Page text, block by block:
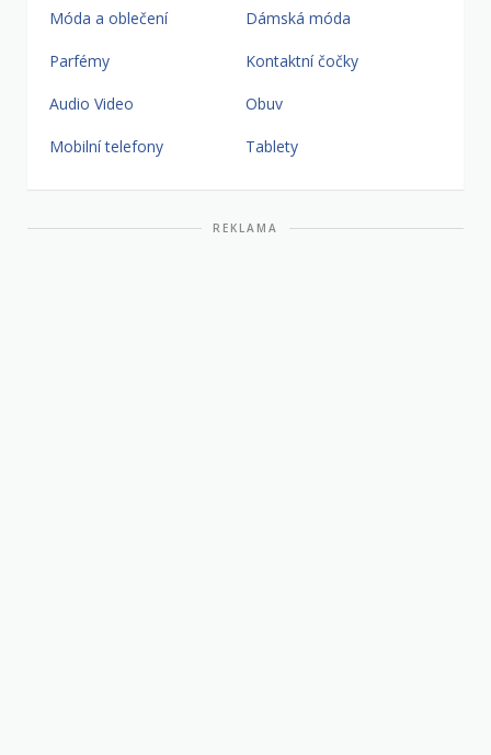
Móda a oblečení Dámská móda
Parfémy Kontaktní čočky
Audio Video Obuv
Mobilní telefony Tablety
REKLAMA